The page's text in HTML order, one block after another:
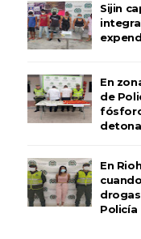
Sijin
En
de
En
Policía